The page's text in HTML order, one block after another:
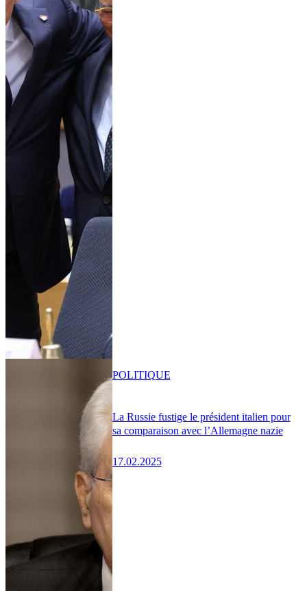
La Russie fustige le président italien pour
sa comparaison avec l’Allemagne nazie
17.02.2025
POLITIQUE